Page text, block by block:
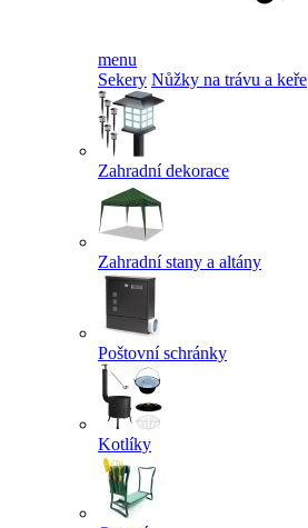
menu
Sekery Nůžky na trávu a keře
Zahradní dekorace
Zahradní stany a altány
Poštovní schránky
Kotlíky